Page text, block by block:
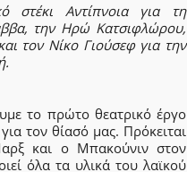
στέκι Αντίπνοια για τη
την Ηρώ Κατσιφλώρου,
τον Νίκο Γιούσεφ για την
το πρώτο θεατρικό έργο
τον θίασό μας. Πρόκειται
και ο Μπακούνιν στον
όλα τα υλικά του λαϊκού